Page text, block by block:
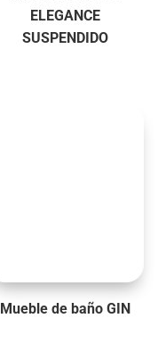
ELEGANCE
SUSPENDIDO
Mueble de baño GIN